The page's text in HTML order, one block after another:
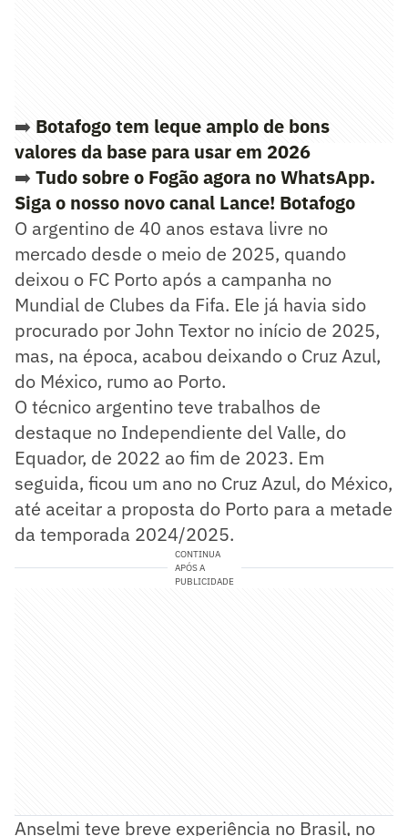
➡️ Botafogo tem leque amplo de bons
valores da base para usar em 2026
➡️ Tudo sobre o Fogão agora no WhatsApp.
Siga o nosso novo canal Lance! Botafogo
O argentino de 40 anos estava livre no
mercado desde o meio de 2025, quando
deixou o FC Porto após a campanha no
Mundial de Clubes da Fifa. Ele já havia sido
procurado por John Textor no início de 2025,
mas, na época, acabou deixando o Cruz Azul,
do México, rumo ao Porto.
O técnico argentino teve trabalhos de
destaque no Independiente del Valle, do
Equador, de 2022 ao fim de 2023. Em
seguida, ficou um ano no Cruz Azul, do México,
até aceitar a proposta do Porto para a metade
da temporada 2024/2025.
CONTINUA
APÓS A
PUBLICIDADE
Anselmi teve breve experiência no Brasil, no